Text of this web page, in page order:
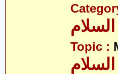
Topic :
السلام